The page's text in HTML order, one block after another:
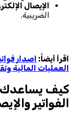
الإيصال
الضريبية.
اقرأ أيضاً: اصدار
العمليات المالية
الفواتير